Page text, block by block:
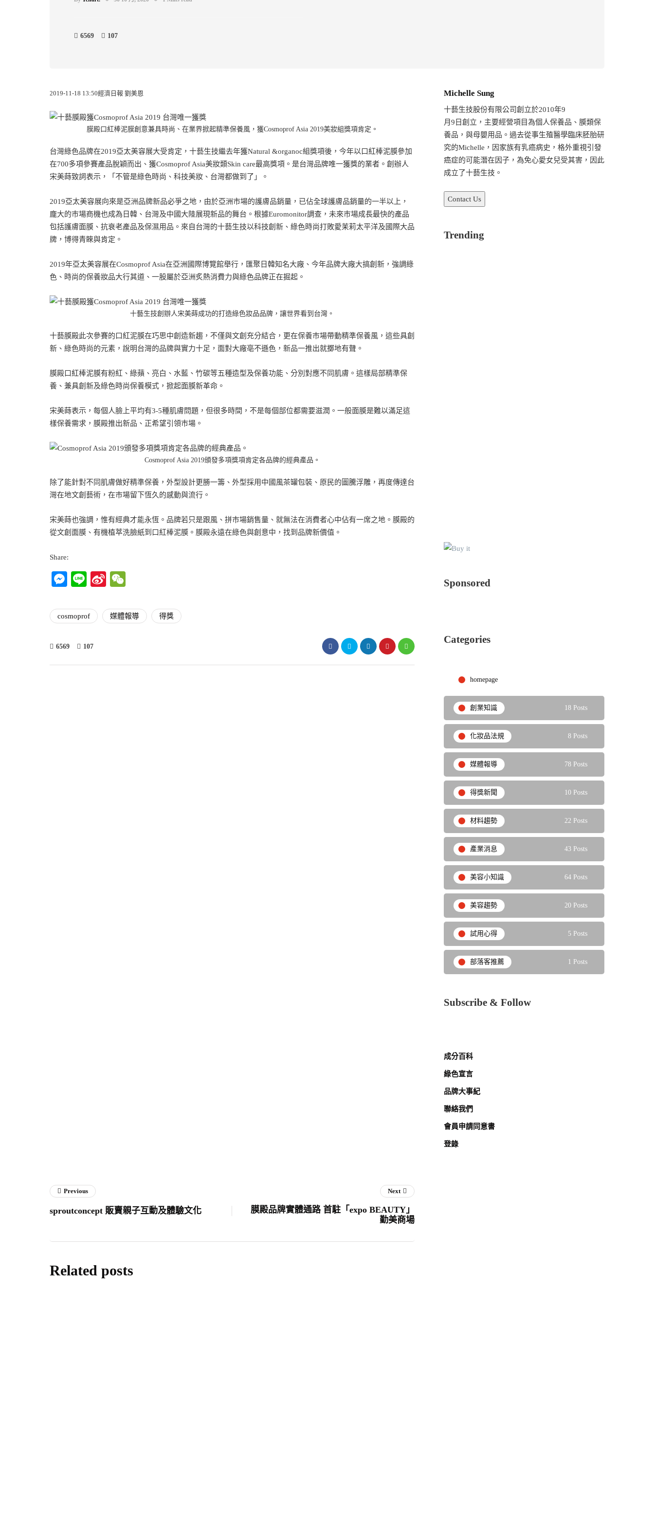
6569 107
2019-11-18 13:50經濟日報 劉美恩
膜殿口紅棒泥膜創意兼具時尚、在業界掀起精準保養風，獲Cosmoprof Asia 2019美妝組獎項肯定。
台灣綠色品牌在2019亞太美容展大受肯定，十藝生技繼去年獲Natural &organoc組獎項後，今年以口紅棒泥膜參加
在700多項參賽產品脫穎而出、獲Cosmoprof Asia美妝類Skin care最高獎項。是台灣品牌唯一獲獎的業者。創辦人
宋美蒔致詞表示，「不管是綠色時尚、科技美妝、台灣都做到了」。
2019亞太美容展向來是亞洲品牌新品必爭之地，由於亞洲市場的護膚品銷量，已佔全球護膚品銷量的一半以上，
龐大的巿場商機也成為日韓、台灣及中國大陸展現新品的舞台。根據Euromonitor調查，未來巿場成長最快的產品
包括護膚面膜、抗衰老產品及保濕用品。來自台灣的十藝生技以科技創新、綠色時尚打敗愛苿莉太平洋及國際大品
牌，博得青睞與肯定。
2019年亞太美容展在Cosmoprof Asia在亞洲國際博覽館舉行，匯聚日韓知名大廠、今年品牌大廠大搞創新，強調綠
色、時尚的保養妝品大行其道、一股屬於亞洲炙熱消費力與綠色品牌正在掘起。
十藝生技創辦人宋美蒔成功的打造綠色妝品品牌，讓世界看到台灣。
十藝膜殿此次參賽的口紅泥膜在巧思中創造新趨，不僅與文創充分結合，更在保養巿場帶動精準保養風，這些具創
新、綠色時尚的元素，說明台灣的品牌與實力十足，面對大廠亳不遜色，新品一推出就擲地有聲。
膜殿口紅棒泥膜有粉紅、綠蘋、亮白、水藍、竹碳等五種造型及保養功能、分別對應不同肌膚。這樣局部精準保
養、兼具創新及綠色時尚保養模式，掀起面膜新革命。
宋美蒔表示，每個人臉上平均有3-5種肌膚問題，但很多時間，不是每個部位都需要滋潤。一般面膜是難以滿足這
樣保養需求，膜殿推出新品、正希望引領巿場。
Cosmoprof Asia 2019頒發多項獎項肯定各品牌的經典產品。
除了能針對不同肌膚做好精準保養，外型設計更勝一籌、外型採用中國風茶罐包裝、原民的圖騰浮雕，再度傳達台
灣在地文創藝術，在巿場留下恆久的感動與流行。
宋美蒔也強調，惟有經典才能永恆。品牌若只是跟風、拼巿場銷售量、就無法在消費者心中佔有一席之地。膜殿的
從文創面膜、有機植萃洗臉紙到口紅棒泥膜。膜殿永遠在綠色與創意中，找到品牌新價值。
Share:
Messenger
LineSina
cosmoprof 媒體報導 得獎
6569 107
Michelle Sung
十藝生技股份有限公司創立於2010年9
月9日創立，主要經營項目為個人保養品、膜類保
養品，與母嬰用品。過去從事生殖醫學臨床胚胎研
究的Michelle，因家族有乳癌病史，格外重視引發
癌症的可能潛在因子，為免心愛女兒受其害，因此
成立了十藝生技。
Contact Us
Trending
發專利扎根國際巿場
Sponsored
Categories
homepage
創業知識 18 Posts
化妝品法規 8 Posts
媒體報導 78 Posts
得獎新聞 10 Posts
材料趨勢 22 Posts
產業消息 43 Posts
美容小知識 64 Posts
美容趨勢 20 Posts
試用心得 5 Posts
部落客推薦 1 Posts
Subscribe & Follow
成分百科
綠色宣言
品牌大事紀
聯絡我們
會員申請同意書
登錄
Previous
sproutconcept 販賣親子互動及體驗文化
Next
膜殿品牌實體通路 首駐「expo BEAUTY」
勤美商場
Related posts